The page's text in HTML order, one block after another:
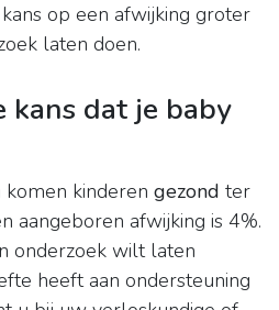
op een afwijking groter
laten doen.
kans dat je baby
kinderen gezond ter
aangeboren afwijking is 4%.
onderzoek wilt laten
heeft aan ondersteuning